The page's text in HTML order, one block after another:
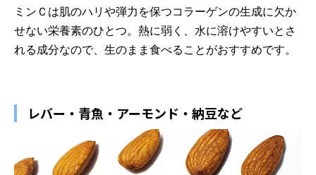
ミンＣは肌のハリや弾力を保つコラーゲンの生成に欠か
せない栄養素のひとつ。熱に弱く、水に溶けやすいとさ
れる成分なので、生のまま食べることがおすすめです。
レバー・青魚・アーモンド・納豆など